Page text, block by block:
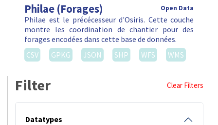
Philae (Forages) Open Data
Philae est le précécesseur d'Osiris. Cette couche
montre les coordination de chantier pour des
forages encodées dans cette base de données.
CSV
GPKG JSON SHP WFS WMS
Filter Clear Filters
Datatypes